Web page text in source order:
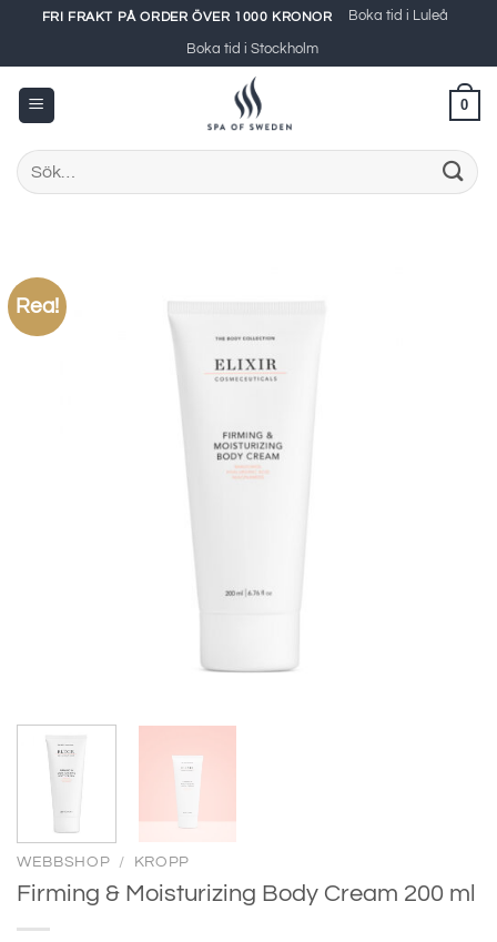
content
FRI FRAKT PÅ ORDER ÖVER 1000 KRONOR Boka tid i Luleå
Boka tid i Stockholm
0
Sök
efter:
Rea!
WEBBSHOP / KROPP
Firming & Moisturizing Body Cream 200 ml